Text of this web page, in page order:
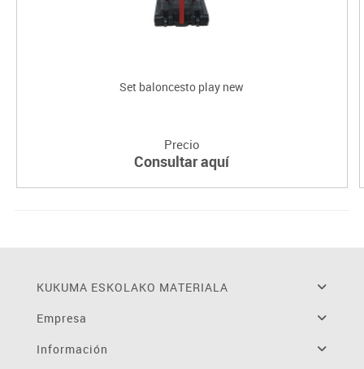
Set baloncesto play new
Precio
Consultar aquí
KUKUMA ESKOLAKO MATERIALA
Empresa
Información